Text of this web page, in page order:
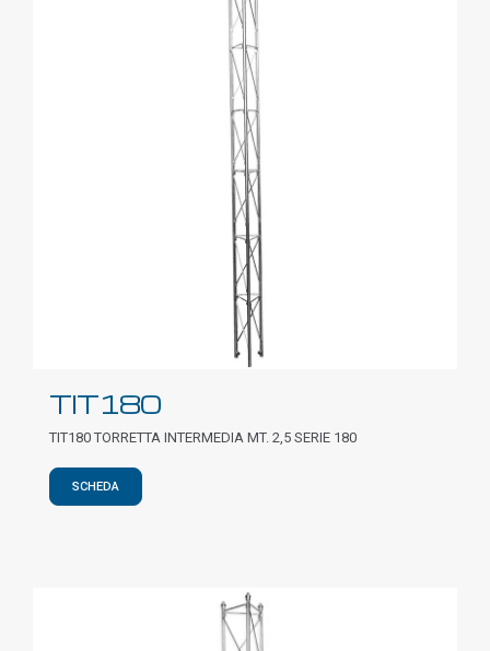
TIT180
TIT180 TORRETTA INTERMEDIA MT. 2,5 SERIE 180
SCHEDA